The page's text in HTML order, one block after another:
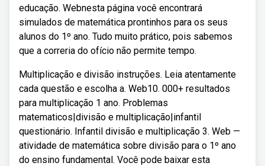
educação. Webnesta página você encontrará
simulados de matemática prontinhos para os seus
alunos do 1º ano. Tudo muito prático, pois sabemos
que a correria do ofício não permite tempo.
Multiplicação e divisão instruções. Leia atentamente
cada questão e escolha a. Web10. 000+ resultados
para multiplicação 1 ano. Problemas
matematicos|divisão e multiplicação|infantil
questionário. Infantil divisão e multiplicação 3. Web —
atividade de matemática sobre divisão para o 1º ano
do ensino fundamental. Você pode baixar esta